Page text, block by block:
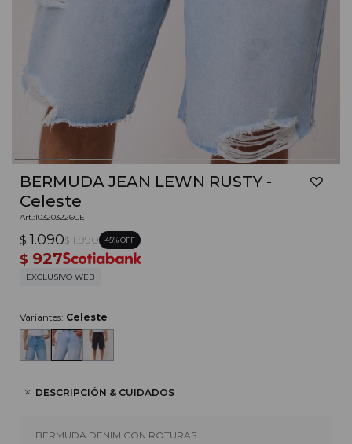
BERMUDA JEAN LEWN RUSTY -
Celeste
103203226CE
$ 1.090$ 1.990 45
$ 927
EXCLUSIVO WEB
Variantes: Celeste
DESCRIPCIÓN & CUIDADOS
BERMUDA DENIM CON ROTURAS